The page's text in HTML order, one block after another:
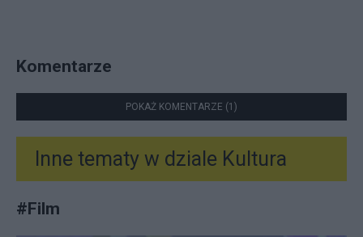
Komentarze
POKAŻ KOMENTARZE (1)
Inne tematy w dziale Kultura
#Film